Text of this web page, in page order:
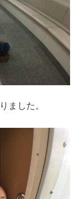
ました。